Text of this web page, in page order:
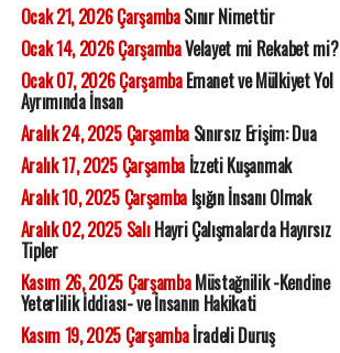
Ocak 21, 2026 ÇarşambaSınır Nimettir
Ocak 14, 2026 ÇarşambaVelayet mi Rekabet mi?
Ocak 07, 2026 ÇarşambaEmanet ve Mülkiyet Yol
Ayrımında İnsan
Aralık 24, 2025 ÇarşambaSınırsız Erişim: Dua
Aralık 17, 2025 Çarşambaİzzeti Kuşanmak
Aralık 10, 2025 ÇarşambaIşığın İnsanı Olmak
Aralık 02, 2025 SalıHayri Çalışmalarda Hayırsız
Tipler
Kasım 26, 2025 ÇarşambaMüstağnilik -Kendine
Yeterlilik İddiası- ve İnsanın Hakikati
Kasım 19, 2025 Çarşambaİradeli Duruş